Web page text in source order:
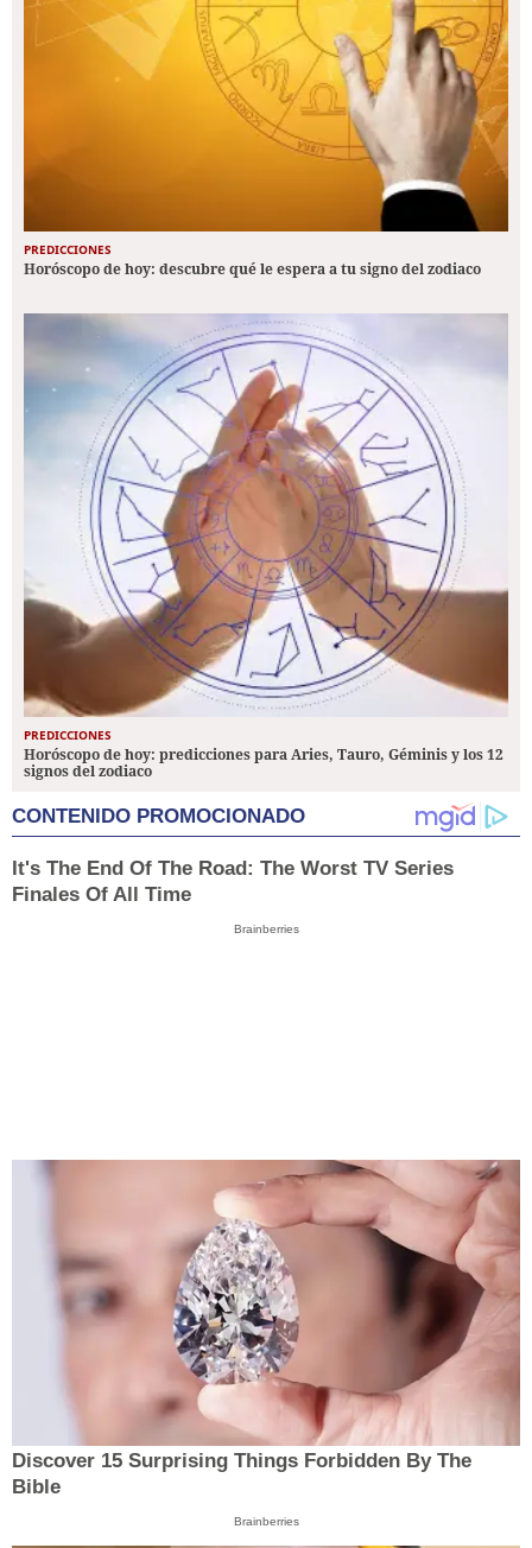
PREDICCIONES
Horóscopo de hoy: descubre qué le espera a tu signo del zodiaco
PREDICCIONES
Horóscopo de hoy: predicciones para Aries, Tauro, Géminis y los 12
signos del zodiaco
CONTENIDO PROMOCIONADO
It's The End Of The Road: The Worst TV Series
Finales Of All Time
Brainberries
Discover 15 Surprising Things Forbidden By The
Bible
Brainberries